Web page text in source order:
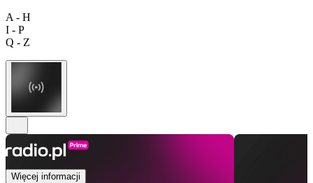
A - H
I - P
Q - Z
Więcej informacji